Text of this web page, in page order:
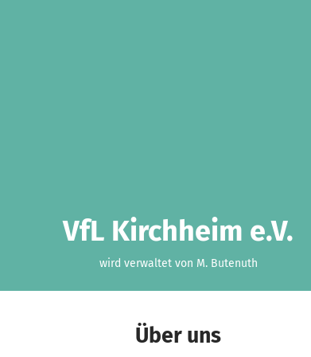
VfL Kirchheim e.V.
wird verwaltet von M. Butenuth
Über uns